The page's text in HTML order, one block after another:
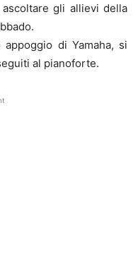
gli allievi della
di Yamaha, si
al pianoforte.